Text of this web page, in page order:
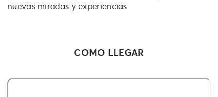
nuevas miradas y experiencias.
COMO LLEGAR